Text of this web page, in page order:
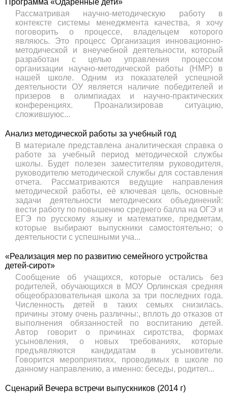
Программа «Одаренные дети»
Рассматривая научно-методическую работу в
контексте системы менеджмента качества, я хочу
поговорить о процессе, владельцем которого
являюсь. Это процесс Организация инновационно-
методической и внеучебной деятельности, который
разработан с целью управления процессом
организации научно-методической работы (НМР) в
нашей школе. Одним из показателей успешной
деятельности ОУ является наличие победителей и
призеров в олимпиадах и научно-практических
конференциях. Проанализировав ситуацию,
сложившуюс...
Анализ методической работы за учебный год
В материале представлена аналитическая справка о
работе за учебный период методической службы
школы. Будет полезен заместителям руководителя,
руководителю методической службы для составления
отчета. Рассматриваются ведущие направления
методической работы, её ключевая цель, основные
задачи деятельности методических объединений:
вести работу по повышению среднего балла на ОГЭ и
ЕГЭ по русскому языку и математике, предметам,
которые выбирают выпускники самостоятельно; о
деятельности с успешными уча...
«Реализация мер по развитию семейного устройства
детей-сирот»
Сообщение об учащихся, которые остались без
родителей, обучающихся в МОУ Орлинская средняя
общеобразовательная школа за три последних года.
Численность детей в таких семьях снизилась.
причины этому очень различны:, вплоть до отказов от
выполнения обязанностей по воспитанию детей.
Автор говорит о причинах сиротства, формах
усыновления, о новых требованиях, которые
предъявляются кандидатам в усыновители.
Говорится мероприятиях, проводимых в школе по
данному направлению, а именно: беседы, родител...
Сценарий Вечера встречи выпускников (2014 г)